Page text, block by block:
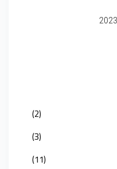
(2)
(3)
(11)